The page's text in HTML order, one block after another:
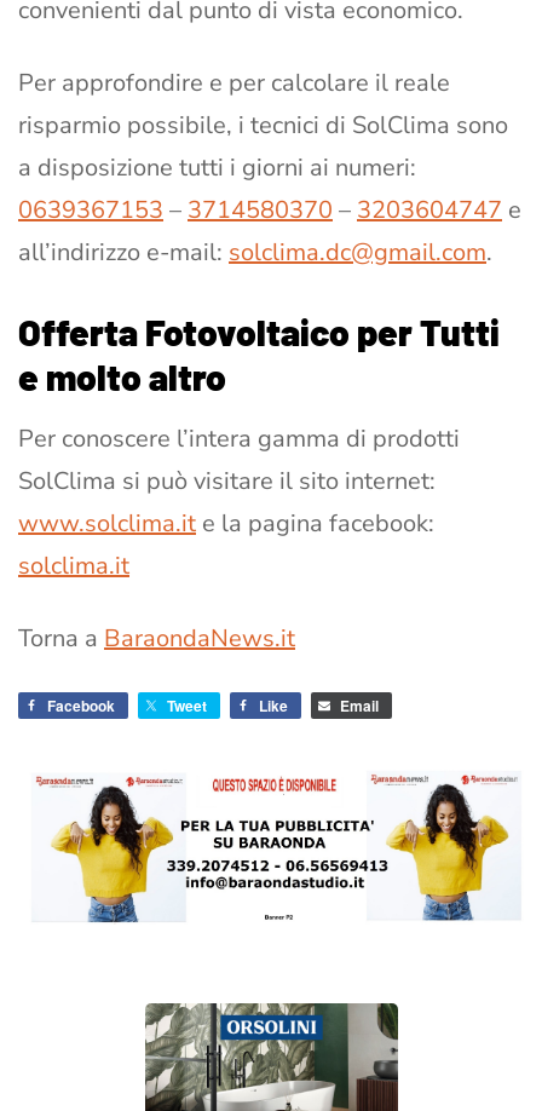
convenienti dal punto di vista economico.
Per approfondire e per calcolare il reale
risparmio possibile, i tecnici di SolClima sono
a disposizione tutti i giorni ai numeri:
0639367153 – 3714580370 – 3203604747 e
all’indirizzo e-mail: solclima.dc@gmail.com.
Offerta Fotovoltaico per Tutti
e molto altro
Per conoscere l’intera gamma di prodotti
SolClima si può visitare il sito internet:
www.solclima.it e la pagina facebook:
solclima.it
Torna a BaraondaNews.it
Facebook Tweet Like Email